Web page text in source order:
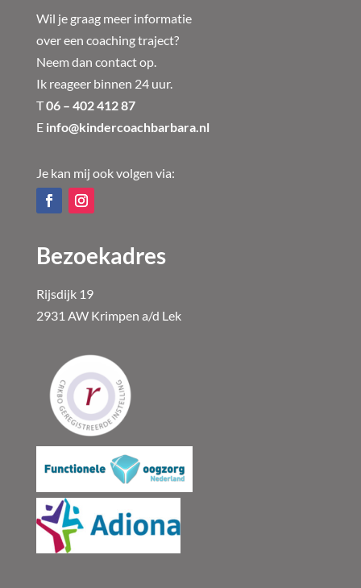
Wil je graag meer informatie
over een coaching traject?
Neem dan contact op.
Ik reageer binnen 24 uur.
T06 – 402 412 87
E info@kindercoachbarbara.nl
Je kan mij ook volgen via:
Bezoekadres
Rijsdijk 19
2931 AW Krimpen a/d Lek